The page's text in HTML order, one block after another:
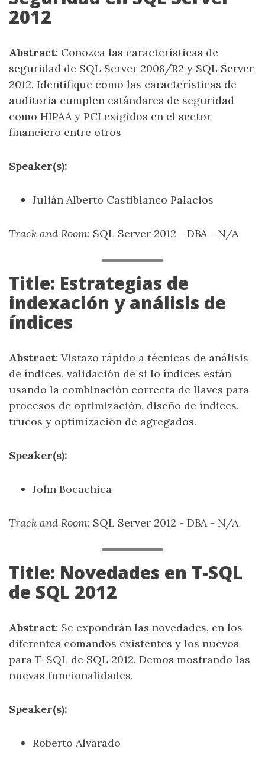
2012
Abstract: Conozca las características de
seguridad de SQL Server 2008/R2 y SQL Server
2012. Identifique como las características de
auditoria cumplen estándares de seguridad
como HIPAA y PCI exigidos en el sector
financiero entre otros
Speaker(s):
Julián Alberto Castiblanco Palacios
Track and Room: SQL Server 2012 - DBA - N/A
Title: Estrategias de
indexación y análisis de
índices
Abstract: Vistazo rápido a técnicas de análisis
de índices, validación de si lo índices están
usando la combinación correcta de llaves para
procesos de optimización, diseño de índices,
trucos y optimización de agregados.
Speaker(s):
John Bocachica
Track and Room: SQL Server 2012 - DBA - N/A
Title: Novedades en T-SQL
de SQL 2012
Abstract: Se expondrán las novedades, en los
diferentes comandos existentes y los nuevos
para T-SQL de SQL 2012. Demos mostrando las
nuevas funcionalidades.
Speaker(s):
Roberto Alvarado